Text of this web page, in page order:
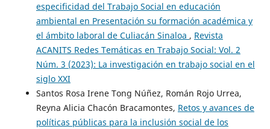
especificidad del Trabajo Social en educación
ambiental en Presentación su formación académica y
el ámbito laboral de Culiacán Sinaloa , Revista
ACANITS Redes Temáticas en Trabajo Social: Vol. 2
Núm. 3 (2023): La investigación en trabajo social en el
siglo XXI
Santos Rosa Irene Tong Núñez, Román Rojo Urrea,
Reyna Alicia Chacón Bracamontes, Retos y avances de
políticas públicas para la inclusión social de los